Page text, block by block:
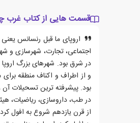
قسمت هایی از کتاب غرب
اروپای ما قبل رنسانس
اجتماعی، تجارت، شهرسازی و
در شرق بود. شهرهای بزرگ اروپا
و از اطراف و اکناف منطقه
بود. پیشرفته ترین تسحیلات
در طب، داروسازی، ریاضیات،
از قرن یازدهم شروع به افول